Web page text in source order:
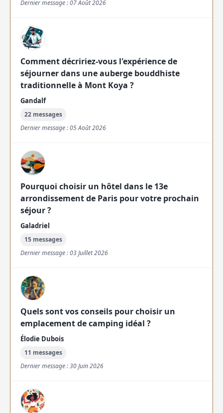
Dernier message : 07 Août 2026
Comment décririez-vous l'expérience de
séjourner dans une auberge bouddhiste
traditionnelle à Mont Koya ?
Gandalf
22 messages
Dernier message : 05 Août 2026
Pourquoi choisir un hôtel dans le 13e
arrondissement de Paris pour votre prochain
séjour ?
Galadriel
15 messages
Dernier message : 03 Juillet 2026
Quels sont vos conseils pour choisir un
emplacement de camping idéal ?
Élodie Dubois
11 messages
Dernier message : 30 Juin 2026